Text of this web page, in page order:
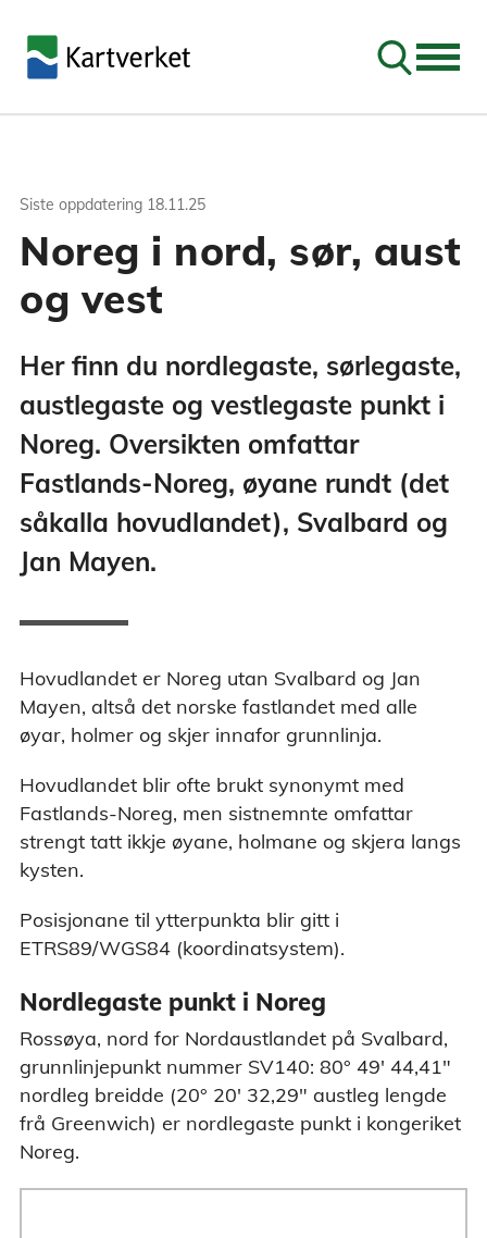
Søk
Siste oppdatering 18.11.25
Noreg i nord, sør, aust
og vest
Her finn du nordlegaste, sørlegaste,
austlegaste og vestlegaste punkt i
Noreg. Oversikten omfattar
Fastlands-Noreg, øyane rundt (det
såkalla hovudlandet), Svalbard og
Jan Mayen.
Hovudlandet er Noreg utan Svalbard og Jan
Mayen, altså det norske fastlandet med alle
øyar, holmer og skjer innafor grunnlinja.
Hovudlandet blir ofte brukt synonymt med
Fastlands-Noreg, men sistnemnte omfattar
strengt tatt ikkje øyane, holmane og skjera langs
kysten.
Posisjonane til ytterpunkta blir gitt i
ETRS89/WGS84 (koordinatsystem).
Nordlegaste punkt i Noreg
Rossøya, nord for Nordaustlandet på Svalbard,
grunnlinjepunkt nummer SV140: 80° 49' 44,41"
nordleg breidde (20° 20' 32,29" austleg lengde
frå Greenwich) er nordlegaste punkt i kongeriket
Noreg.